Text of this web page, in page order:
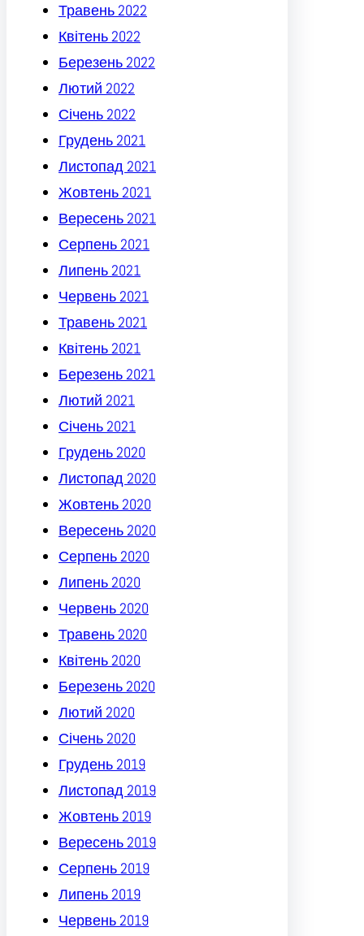
Травень 2022
Квітень 2022
Березень 2022
Лютий 2022
Січень 2022
Грудень 2021
Листопад 2021
Жовтень 2021
Вересень 2021
Серпень 2021
Липень 2021
Червень 2021
Травень 2021
Квітень 2021
Березень 2021
Лютий 2021
Січень 2021
Грудень 2020
Листопад 2020
Жовтень 2020
Вересень 2020
Серпень 2020
Липень 2020
Червень 2020
Травень 2020
Квітень 2020
Березень 2020
Лютий 2020
Січень 2020
Грудень 2019
Листопад 2019
Жовтень 2019
Вересень 2019
Серпень 2019
Липень 2019
Червень 2019